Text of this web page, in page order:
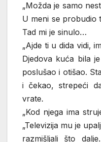
„Možda je samo
U meni se probudio
Tad mi je sinulo…
„Ajde ti u dida vidi,
Djedova kuća bila
poslušao i otišao.
i čekao, strepeći
vrate.
„Kod njega ima
„Televizija mu je
razmišljali što